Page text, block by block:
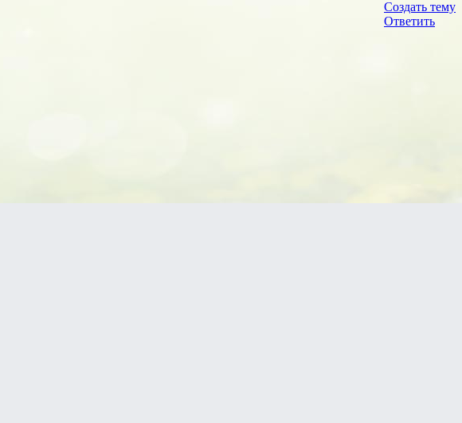
Создать тему
Ответить